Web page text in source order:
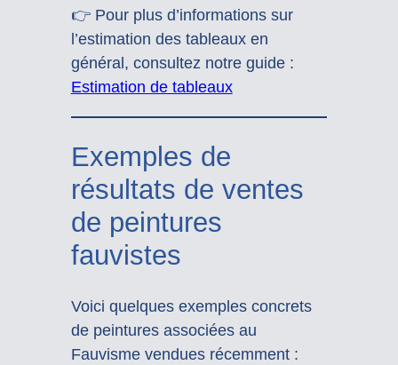
👉 Pour plus d’informations sur
l’estimation des tableaux en
général, consultez notre guide :
Estimation de tableaux
Exemples de
résultats de ventes
de peintures
fauvistes
Voici quelques exemples concrets
de peintures associées au
Fauvisme vendues récemment :